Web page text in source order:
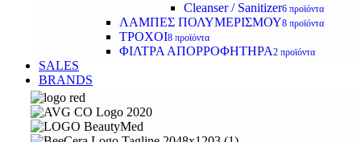
Cleanser / Sanitizer6 προϊόντα
ΛΑΜΠΕΣ ΠΟΛΥΜΕΡΙΣΜΟΥ8 προϊόντα
ΤΡΟΧΟΙ8 προϊόντα
ΦΙΛΤΡΑ ΑΠΟΡΡΟΦΗΤΗΡΑ2 προϊόντα
SALES
BRANDS